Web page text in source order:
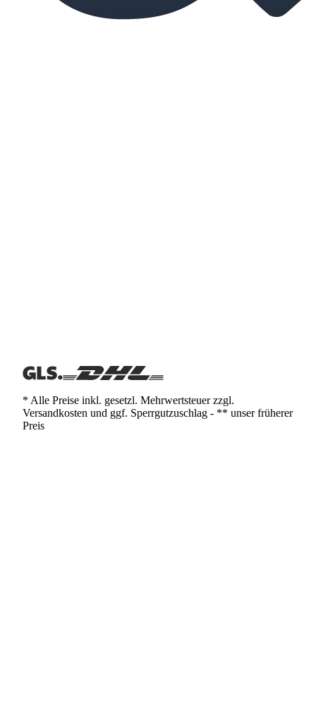
* Alle Preise inkl. gesetzl. Mehrwertsteuer zzgl.
Versandkosten und ggf. Sperrgutzuschlag - ** unser früherer
Preis